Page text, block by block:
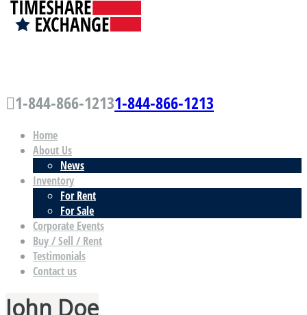
1-844-866-12131-844-866-1213
Home
About Us
News
Inventory
For Rent
For Sale
Corporate Events
Buy / Sell / Rent
Testimonials
Contact us
John Doe